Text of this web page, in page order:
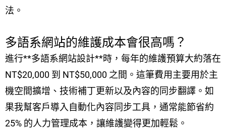
法。
多語系網站的維護成本會很高嗎？
進行**多語系網站設計**時，每年的維護預算大約落在
NT$20,000 到 NT$50,000 之間。這筆費用主要用於主
機空間擴增、技術補丁更新以及內容的同步翻譯。如
果我幫客戶導入自動化內容同步工具，通常能節省約
25% 的人力管理成本，讓維護變得更加輕鬆。